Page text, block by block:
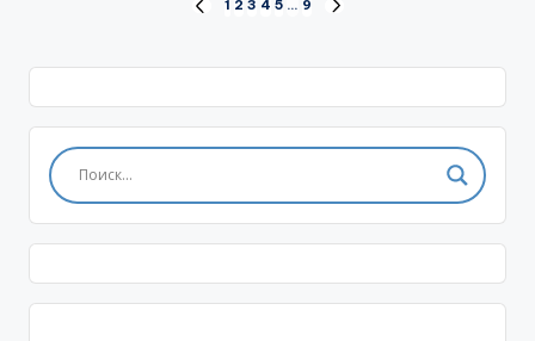
Пагинация
записей
ПРЕД.
1 2 3 4 5 … 9